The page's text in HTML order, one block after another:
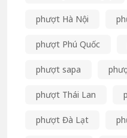
phượt Hà Nội
phượt Phú Quốc
phượt sapa
phượt Thái Lan
phượt Đà Lạt